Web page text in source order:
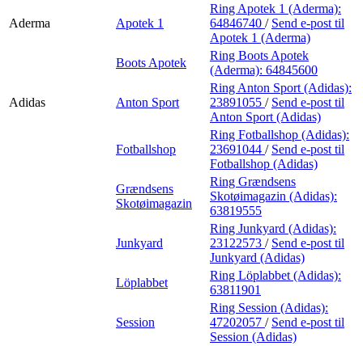
Aderma Apotek 1
Ring Apotek 1 (Aderma):
64846740 / Send e-post til
Apotek 1 (Aderma)
Boots Apotek
Ring Boots Apotek
(Aderma): 64845600
Adidas Anton Sport
Ring Anton Sport (Adidas):
23891055 / Send e-post til
Anton Sport (Adidas)
Fotballshop
Ring Fotballshop (Adidas):
23691044 / Send e-post til
Fotballshop (Adidas)
Grændsens
Skotøimagazin
Ring Grændsens
Skotøimagazin (Adidas):
63819555
Junkyard
Ring Junkyard (Adidas):
23122573 / Send e-post til
Junkyard (Adidas)
Löplabbet
Ring Löplabbet (Adidas):
63811901
Session
Ring Session (Adidas):
47202057 / Send e-post til
Session (Adidas)